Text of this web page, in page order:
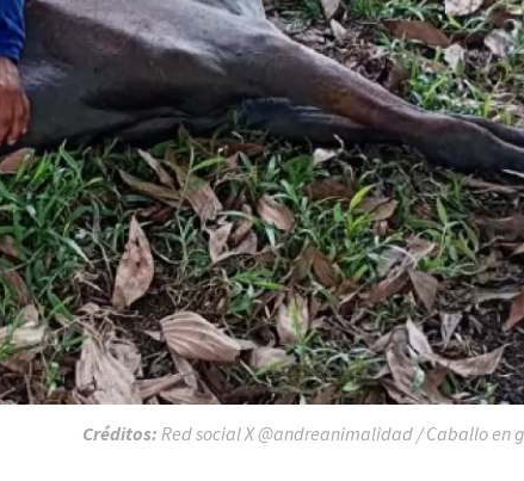
Créditos: Red social X @andreanimalidad / Caballo en